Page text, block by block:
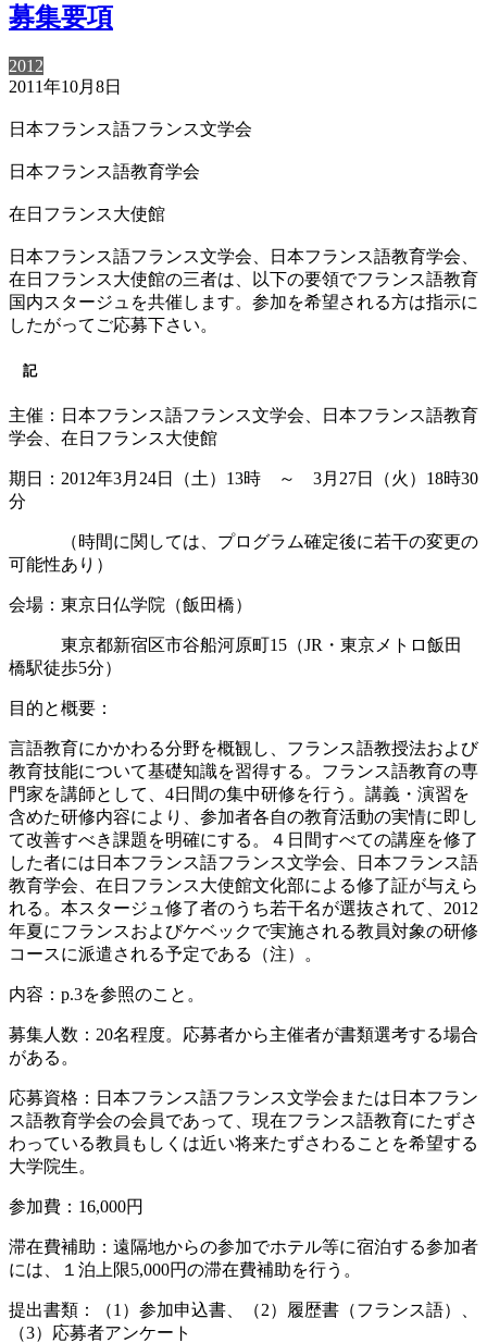
募集要項
2012
2011年10月8日
日本フランス語フランス文学会
日本フランス語教育学会
在日フランス大使館
日本フランス語フランス文学会、日本フランス語教育学会、
在日フランス大使館の三者は、以下の要領でフランス語教育
国内スタージュを共催します。参加を希望される方は指示に
したがってご応募下さい。
記
主催：日本フランス語フランス文学会、日本フランス語教育
学会、在日フランス大使館
期日：2012年3月24日（土）13時 ～ 3月27日（火）18時30
分
（時間に関しては、プログラム確定後に若干の変更の
可能性あり）
会場：東京日仏学院（飯田橋）
東京都新宿区市谷船河原町15（JR・東京メトロ飯田
橋駅徒歩5分）
目的と概要：
言語教育にかかわる分野を概観し、フランス語教授法および
教育技能について基礎知識を習得する。フランス語教育の専
門家を講師として、4日間の集中研修を行う。講義・演習を
含めた研修内容により、参加者各自の教育活動の実情に即し
て改善すべき課題を明確にする。４日間すべての講座を修了
した者には日本フランス語フランス文学会、日本フランス語
教育学会、在日フランス大使館文化部による修了証が与えら
れる。本スタージュ修了者のうち若干名が選抜されて、2012
年夏にフランスおよびケベックで実施される教員対象の研修
コースに派遣される予定である（注）。
内容：p.3を参照のこと。
募集人数：20名程度。応募者から主催者が書類選考する場合
がある。
応募資格：日本フランス語フランス文学会または日本フラン
ス語教育学会の会員であって、現在フランス語教育にたずさ
わっている教員もしくは近い将来たずさわることを希望する
大学院生。
参加費：16,000円
滞在費補助：遠隔地からの参加でホテル等に宿泊する参加者
には、１泊上限5,000円の滞在費補助を行う。
提出書類：（1）参加申込書、（2）履歴書（フランス語）、
（3）応募者アンケート